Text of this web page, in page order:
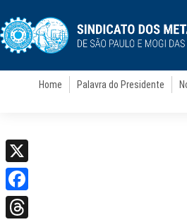
Home Palavra do Presidente
X
Facebook